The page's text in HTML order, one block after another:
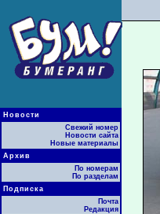
Новости
Свежий номер
Новости сайта
Новые материалы
Архив
По номерам
По разделам
Подписка
Почта
Редакция